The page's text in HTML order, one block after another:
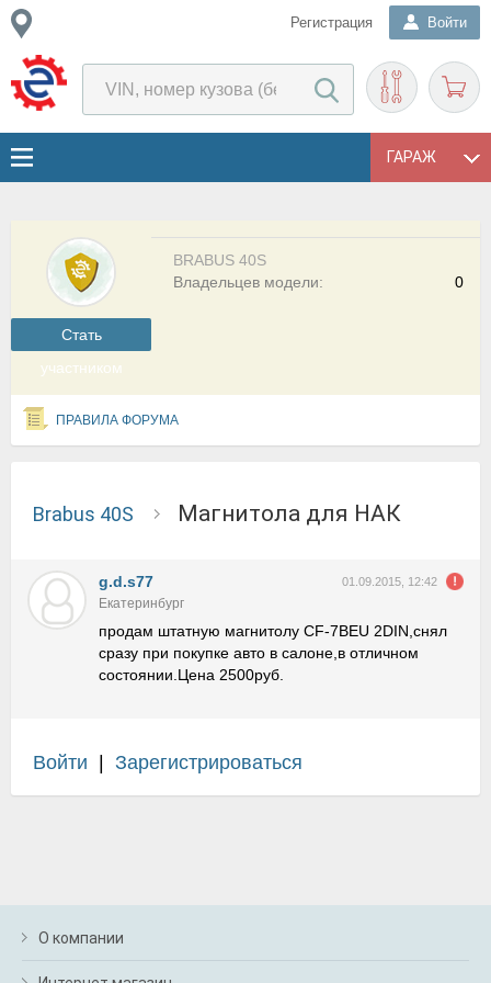
Регистрация Войти
ГАРАЖ
Cтать
участником
BRABUS 40S
0
Владельцев модели:
ПРАВИЛА ФОРУМА
Brabus 40S магнитола для НАК
g.d.s77 01.09.2015, 12:42
Екатеринбург
продам штатную магнитолу CF-7BEU 2DIN,снял
сразу при покупке авто в салоне,в отличном
состоянии.Цена 2500руб.
Войти Зарегистрироваться
О компании